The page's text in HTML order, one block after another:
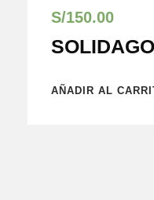
S/150.00
AÑADIR AL